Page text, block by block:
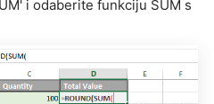
i odaberite funkciju SUM s